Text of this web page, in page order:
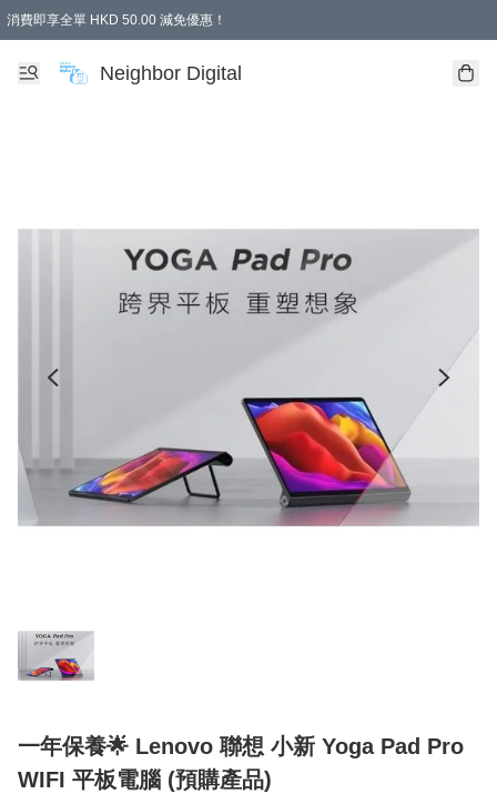
消費即享全單 HKD 50.00 減免優惠！
Neighbor Digital
一年保養🌟 Lenovo 聯想 小新 Yoga Pad Pro
WIFI 平板電腦 (預購產品)